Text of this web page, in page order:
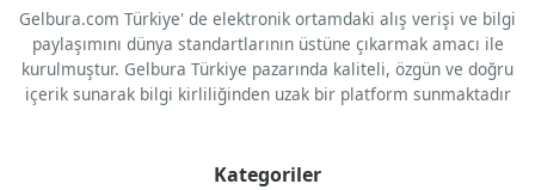
Gelbura.com Türkiye' de elektronik ortamdaki alış verişi ve bilgi
paylaşımını dünya standartlarının üstüne çıkarmak amacı ile
kurulmuştur. Gelbura Türkiye pazarında kaliteli, özgün ve doğru
içerik sunarak bilgi kirliliğinden uzak bir platform sunmaktadır
Kategoriler